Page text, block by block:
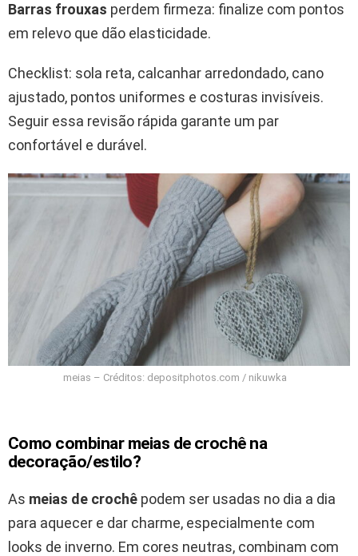
Barras frouxas perdem firmeza: finalize com pontos
em relevo que dão elasticidade.
Checklist: sola reta, calcanhar arredondado, cano
ajustado, pontos uniformes e costuras invisíveis.
Seguir essa revisão rápida garante um par
confortável e durável.
meias – Créditos: depositphotos.com / nikuwka
Como combinar meias de crochê na
decoração/estilo?
As meias de crochê podem ser usadas no dia a dia
para aquecer e dar charme, especialmente com
looks de inverno. Em cores neutras, combinam com